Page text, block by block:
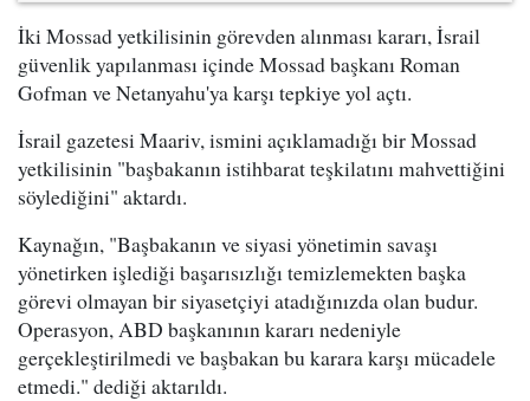
İki Mossad yetkilisinin görevden alınması kararı, İsrail
güvenlik yapılanması içinde Mossad başkanı Roman
Gofman ve Netanyahu'ya karşı tepkiye yol açtı.
İsrail gazetesi Maariv, ismini açıklamadığı bir Mossad
yetkilisinin "başbakanın istihbarat teşkilatını mahvettiğini
söylediğini" aktardı.
Kaynağın, "Başbakanın ve siyasi yönetimin savaşı
yönetirken işlediği başarısızlığı temizlemekten başka
görevi olmayan bir siyasetçiyi atadığınızda olan budur.
Operasyon, ABD başkanının kararı nedeniyle
gerçekleştirilmedi ve başbakan bu karara karşı mücadele
etmedi." dediği aktarıldı.